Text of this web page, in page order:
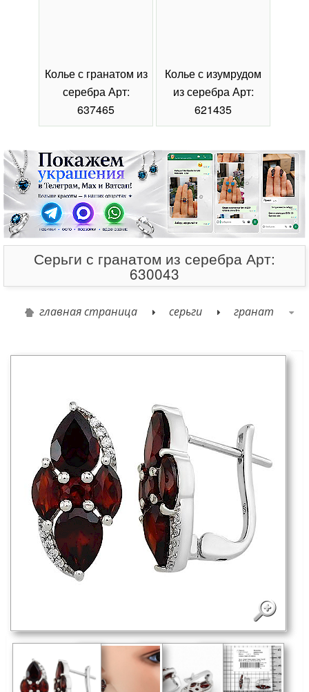
Колье с гранатом из
серебра Арт:
637465
Колье с изумрудом
из серебра Арт:
621435
Серьги с гранатом из серебра Арт:
630043
главная страница серьги гранат